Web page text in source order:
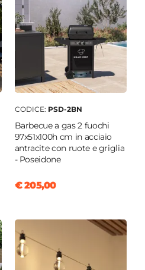
CODICE: PSD-2BN
Barbecue a gas 2 fuochi
97x51x100h cm in acciaio
antracite con ruote e griglia
- Poseidone
€ 205,00